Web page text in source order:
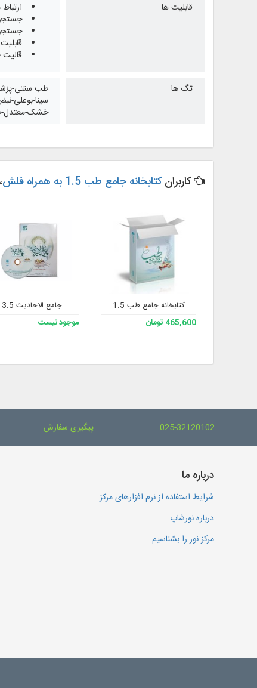
قابلیت ها
جستجوی
تگ ها
سینا-بوعلی-
خشک-معتدل-
کاربرانکتابخانه جامع طب 1.5 به همراه فلش
کتابخانه جامع طب 1.5
465,600 تومان
جامع الاحادیث 3.5
موجود نیست
025-32120102 پیگیری سفارش
درباره ما
شرایط استفاده از نرم افزارهای مرکز
درباره نورشاپ
مرکز نور را بشناسیم